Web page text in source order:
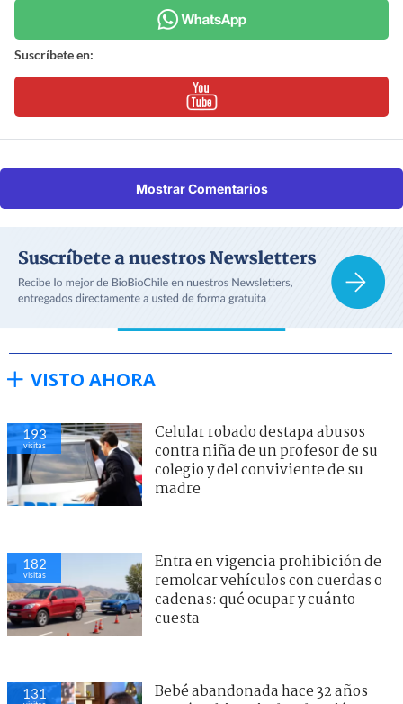
Suscríbete en:
Mostrar Comentarios
VISTO AHORA
193
visitas
Celular robado destapa abusos
contra niña de un profesor de su
colegio y del conviviente de su
madre
182
visitas
Entra en vigencia prohibición de
remolcar vehículos con cuerdas o
cadenas: qué ocupar y cuánto
cuesta
131
Bebé abandonada hace 32 años